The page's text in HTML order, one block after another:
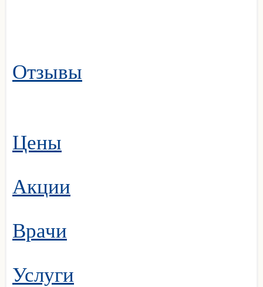
Отзывы
Цены
Акции
Врачи
Услуги